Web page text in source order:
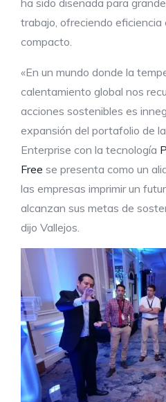
trabajo, ofreciendo
compacto.
«En un mundo donde la
calentamiento global nos
acciones sostenibles es
expansión del portafolio de
Enterprise con la tecnología
Free se presenta como un
las empresas imprimir un
alcanzan sus metas de
dijo Vallejos.